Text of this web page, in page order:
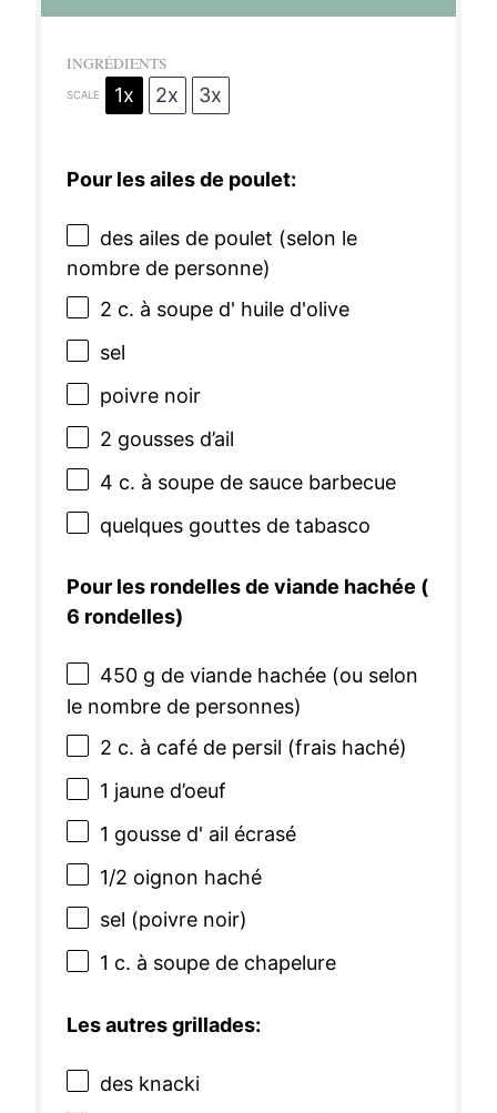
l
l
l
l
l
INGRÉDIENTS
SCALE 1x 2x 3x
Pour les ailes de poulet:
des ailes de poulet (selon le
nombre de personne)
2 c. à soupe d' huile d'olive
sel
poivre noir
2 gousses d’ail
4 c. à soupe de sauce barbecue
quelques gouttes de tabasco
Pour les rondelles de viande hachée (
6 rondelles)
450 g de viande hachée (ou selon
le nombre de personnes)
2 c. à café de persil (frais haché)
1 jaune d’oeuf
1 gousse d' ail écrasé
1/2 oignon haché
sel (poivre noir)
1 c. à soupe de chapelure
Les autres grillades:
des knacki